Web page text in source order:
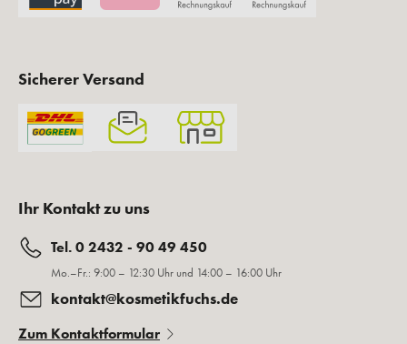
Sicherer Versand
Ihr Kontakt zu uns
Tel. 0 2432 - 90 49 450
Mo.–Fr.: 9:00 – 12:30 Uhr und 14:00 – 16:00 Uhr
kontakt@kosmetikfuchs.de
Zum Kontaktformular